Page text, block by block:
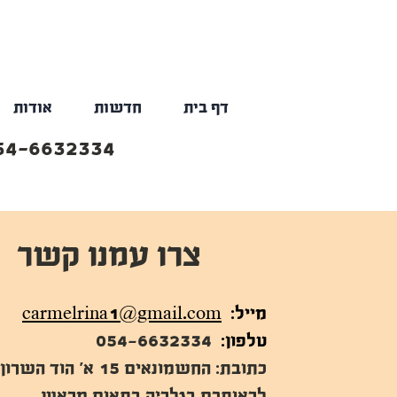
אודות חדשות דף בית
6632334
צרו עמנו קשר
מייל: carmelrina1@gmail.com
טלפון: 054-6632334
כתובת: החשמונאים 15 א'